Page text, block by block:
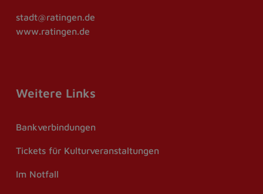
stadt@ratingen.de
www.ratingen.de
Weitere Links
Bankverbindungen
Tickets für Kulturveranstaltungen
Im Notfall